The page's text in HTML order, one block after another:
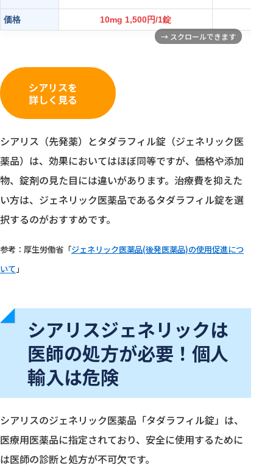
価格 10mg 1,500円/1錠
シアリスを
詳しく見る
シアリス（先発薬）とタダラフィル錠（ジェネリック医
薬品）は、効果においてはほぼ同等ですが、価格や添加
物、錠剤の見た目には違いがあります。治療費を抑えた
い方は、ジェネリック医薬品であるタダラフィル錠を選
択するのがおすすめです。
参考：厚生労働省「ジェネリック医薬品(後発医薬品)の使用促進につ
いて」
シアリスジェネリックは
医師の処方が必要！個人
輸入は危険
シアリスのジェネリック医薬品「タダラフィル錠」は、
医療用医薬品に指定されており、安全に使用するために
は医師の診断と処方が不可欠です。